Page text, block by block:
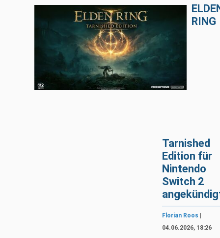
RING
Tarnished
Edition für
Nintendo
Switch 2
Florian Roos
04.06.2026, 18:26